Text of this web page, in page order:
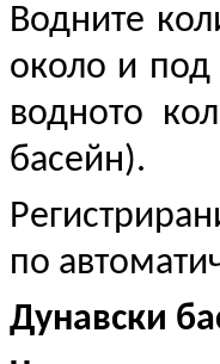
Водните
около и под
водното
басейн).
по
Дунавски